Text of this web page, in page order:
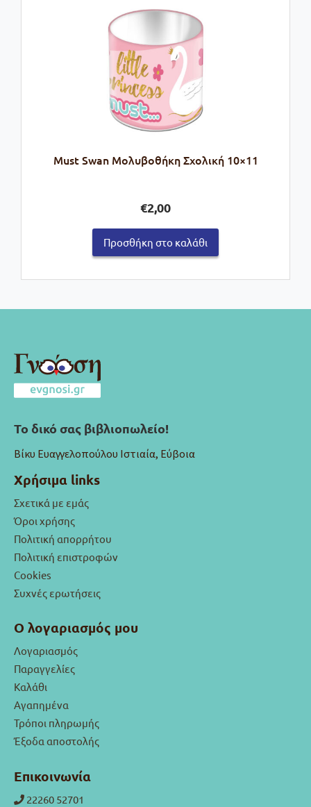
Must Swan Μολυβοθήκη Σχολική 10×11
€2,00
Προσθήκη στο καλάθι
Το δικό σας βιβλιοπωλείο!
Βίκυ Ευαγγελοπούλου Ιστιαία, Εύβοια
Χρήσιμα links
Σχετικά με εμάς
Όροι χρήσης
Πολιτική απορρήτου
Πολιτική επιστροφών
Cookies
Συχνές ερωτήσεις
Ο λογαριασμός μου
Λογαριασμός
Παραγγελίες
Καλάθι
Αγαπημένα
Τρόποι πληρωμής
Έξοδα αποστολής
Επικοινωνία
22260 52701